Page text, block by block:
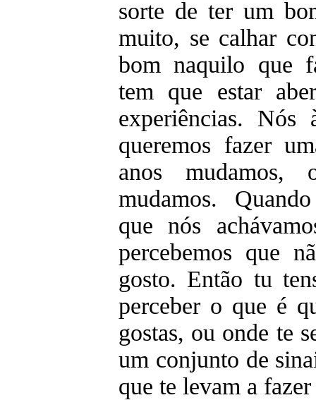
sorte de ter um
muito, se calhar
bom naquilo que
tem que estar
experiências. Nós
queremos fazer
anos
mudamos.
que nós
percebemos que
gosto. Então tu
perceber o que é
gostas, ou onde te
um conjunto de
que te levam a